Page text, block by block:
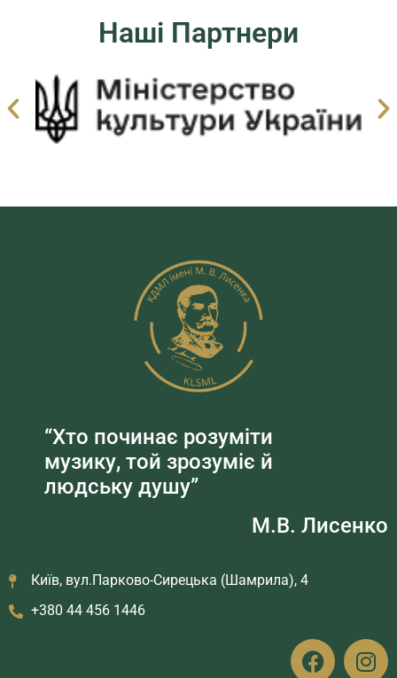
Наші Партнери
“Хто починає розуміти
музику, той зрозуміє й
людську душу”
М.В. Лисенко
Київ, вул.Парково-Сирецька (Шамрила), 4
+380 44 456 1446